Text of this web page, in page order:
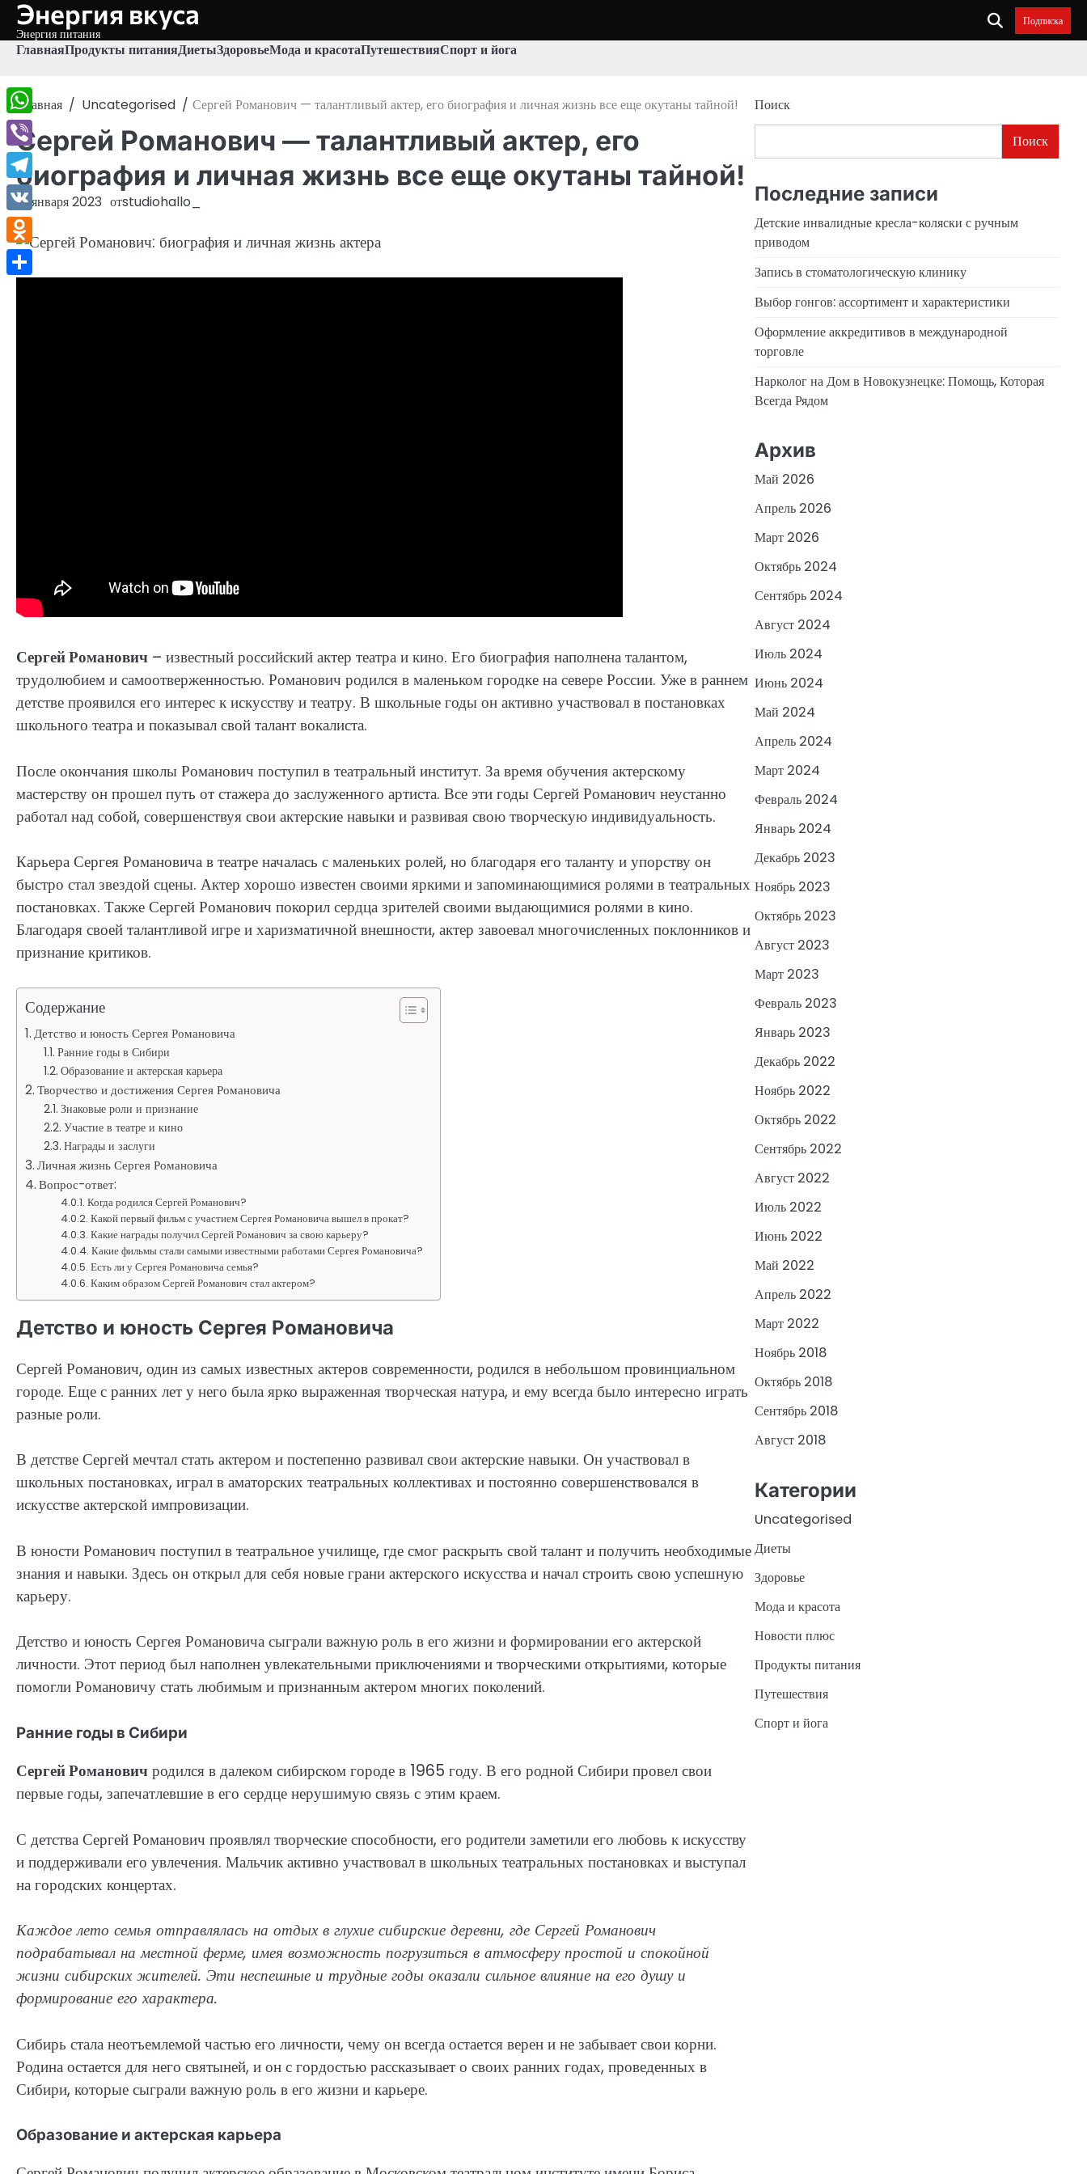
Перейти
содержимому
Энергия вкуса
Энергия питания
Подписка
ГлавнаяПродукты питанияДиетыЗдоровьеМода и красотаПутешествияСпорт и йога
Главная Uncategorised Сергей Романович — талантливый актер, его биография и личная жизнь все еще окутаны тайной!
Сергей Романович — талантливый актер, его
биография и личная жизнь все еще окутаны тайной!
10 января 2023 отstudiohallo_
Сергей Романович – известный российский актер театра и кино. Его биография наполнена талантом,
трудолюбием и самоотверженностью. Романович родился в маленьком городке на севере России. Уже в раннем
детстве проявился его интерес к искусству и театру. В школьные годы он активно участвовал в постановках
школьного театра и показывал свой талант вокалиста.
После окончания школы Романович поступил в театральный институт. За время обучения актерскому
мастерству он прошел путь от стажера до заслуженного артиста. Все эти годы Сергей Романович неустанно
работал над собой, совершенствуя свои актерские навыки и развивая свою творческую индивидуальность.
Карьера Сергея Романовича в театре началась с маленьких ролей, но благодаря его таланту и упорству он
быстро стал звездой сцены. Актер хорошо известен своими яркими и запоминающимися ролями в театральных
постановках. Также Сергей Романович покорил сердца зрителей своими выдающимися ролями в кино.
Благодаря своей талантливой игре и харизматичной внешности, актер завоевал многочисленных поклонников и
признание критиков.
Содержание
Детство и юность Сергея Романовича
Ранние годы в Сибири
Образование и актерская карьера
Творчество и достижения Сергея Романовича
Знаковые роли и признание
Участие в театре и кино
Награды и заслуги
Личная жизнь Сергея Романовича
Вопрос-ответ:
Когда родился Сергей Романович?
Какой первый фильм с участием Сергея Романовича вышел в прокат?
Какие награды получил Сергей Романович за свою карьеру?
Какие фильмы стали самыми известными работами Сергея Романовича?
Есть ли у Сергея Романовича семья?
Каким образом Сергей Романович стал актером?
Детство и юность Сергея Романовича
Сергей Романович, один из самых известных актеров современности, родился в небольшом провинциальном
городе. Еще с ранних лет у него была ярко выраженная творческая натура, и ему всегда было интересно играть
разные роли.
В детстве Сергей мечтал стать актером и постепенно развивал свои актерские навыки. Он участвовал в
школьных постановках, играл в аматорских театральных коллективах и постоянно совершенствовался в
искусстве актерской импровизации.
В юности Романович поступил в театральное училище, где смог раскрыть свой талант и получить необходимые
знания и навыки. Здесь он открыл для себя новые грани актерского искусства и начал строить свою успешную
карьеру.
Детство и юность Сергея Романовича сыграли важную роль в его жизни и формировании его актерской
личности. Этот период был наполнен увлекательными приключениями и творческими открытиями, которые
помогли Романовичу стать любимым и признанным актером многих поколений.
Ранние годы в Сибири
Сергей Романовичродился в далеком сибирском городе в 1965 году. В его родной Сибири провел свои
первые годы, запечатлевшие в его сердце нерушимую связь с этим краем.
С детства Сергей Романович проявлял творческие способности, его родители заметили его любовь к искусству
и поддерживали его увлечения. Мальчик активно участвовал в школьных театральных постановках и выступал
на городских концертах.
Каждое лето семья отправлялась на отдых в глухие сибирские деревни, где Сергей Романович
подрабатывал на местной ферме, имея возможность погрузиться в атмосферу простой и спокойной
жизни сибирских жителей. Эти неспешные и трудные годы оказали сильное влияние на его душу и
формирование его характера.
Сибирь стала неотъемлемой частью его личности, чему он всегда остается верен и не забывает свои корни.
Родина остается для него святыней, и он с гордостью рассказывает о своих ранних годах, проведенных в
Сибири, которые сыграли важную роль в его жизни и карьере.
Образование и актерская карьера
Поиск
Поиск
Последние записи
Детские инвалидные кресла-коляски с ручным
приводом
Запись в стоматологическую клинику
Выбор гонгов: ассортимент и характеристики
Оформление аккредитивов в международной
торговле
Нарколог на Дом в Новокузнецке: Помощь, Которая
Всегда Рядом
Архив
Май 2026
Апрель 2026
Март 2026
Октябрь 2024
Сентябрь 2024
Август 2024
Июль 2024
Июнь 2024
Май 2024
Апрель 2024
Март 2024
Февраль 2024
Январь 2024
Декабрь 2023
Ноябрь 2023
Октябрь 2023
Август 2023
Март 2023
Февраль 2023
Январь 2023
Декабрь 2022
Ноябрь 2022
Октябрь 2022
Сентябрь 2022
Август 2022
Июль 2022
Июнь 2022
Май 2022
Апрель 2022
Март 2022
Ноябрь 2018
Октябрь 2018
Сентябрь 2018
Август 2018
Категории
Uncategorised
Диеты
Здоровье
Мода и красота
Новости плюс
Продукты питания
Путешествия
Спорт и йога
WhatsApp
Viber
Telegram
VK
Odnoklassniki